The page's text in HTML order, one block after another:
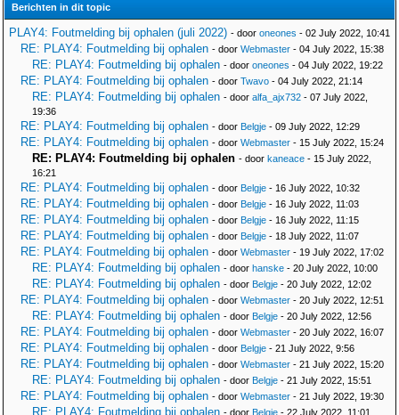
Berichten in dit topic
PLAY4: Foutmelding bij ophalen (juli 2022) - door oneones - 02 July 2022, 10:41
RE: PLAY4: Foutmelding bij ophalen - door Webmaster - 04 July 2022, 15:38
RE: PLAY4: Foutmelding bij ophalen - door oneones - 04 July 2022, 19:22
RE: PLAY4: Foutmelding bij ophalen - door Twavo - 04 July 2022, 21:14
RE: PLAY4: Foutmelding bij ophalen - door alfa_ajx732 - 07 July 2022,
19:36
RE: PLAY4: Foutmelding bij ophalen - door Belgje - 09 July 2022, 12:29
RE: PLAY4: Foutmelding bij ophalen - door Webmaster - 15 July 2022, 15:24
RE: PLAY4: Foutmelding bij ophalen - door kaneace - 15 July 2022,
16:21
RE: PLAY4: Foutmelding bij ophalen - door Belgje - 16 July 2022, 10:32
RE: PLAY4: Foutmelding bij ophalen - door Belgje - 16 July 2022, 11:03
RE: PLAY4: Foutmelding bij ophalen - door Belgje - 16 July 2022, 11:15
RE: PLAY4: Foutmelding bij ophalen - door Belgje - 18 July 2022, 11:07
RE: PLAY4: Foutmelding bij ophalen - door Webmaster - 19 July 2022, 17:02
RE: PLAY4: Foutmelding bij ophalen - door hanske - 20 July 2022, 10:00
RE: PLAY4: Foutmelding bij ophalen - door Belgje - 20 July 2022, 12:02
RE: PLAY4: Foutmelding bij ophalen - door Webmaster - 20 July 2022, 12:51
RE: PLAY4: Foutmelding bij ophalen - door Belgje - 20 July 2022, 12:56
RE: PLAY4: Foutmelding bij ophalen - door Webmaster - 20 July 2022, 16:07
RE: PLAY4: Foutmelding bij ophalen - door Belgje - 21 July 2022, 9:56
RE: PLAY4: Foutmelding bij ophalen - door Webmaster - 21 July 2022, 15:20
RE: PLAY4: Foutmelding bij ophalen - door Belgje - 21 July 2022, 15:51
RE: PLAY4: Foutmelding bij ophalen - door Webmaster - 21 July 2022, 19:30
RE: PLAY4: Foutmelding bij ophalen - door Belgje - 22 July 2022, 11:01